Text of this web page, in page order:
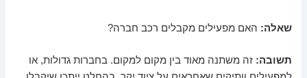
שאלה: האם מפעילים מקבלים רכב חברה?
תשובה: זה משתנה מאוד בין מקום למקום. בחברות גדולות, או